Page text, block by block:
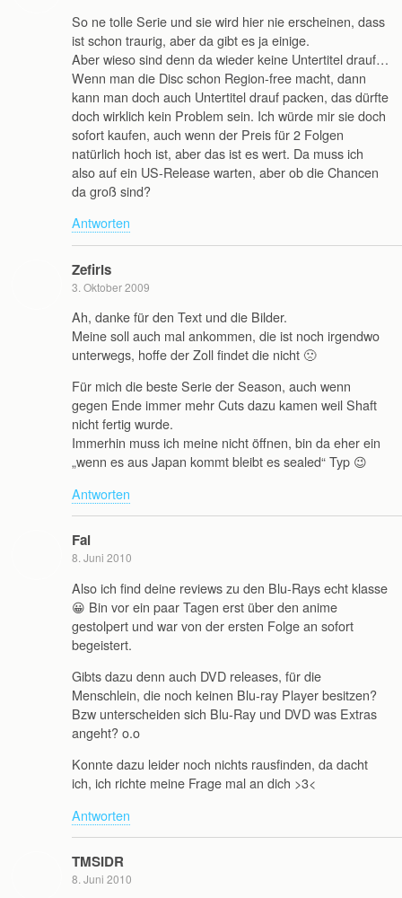
So ne tolle Serie und sie wird hier nie erscheinen, dass
ist schon traurig, aber da gibt es ja einige.
Aber wieso sind denn da wieder keine Untertitel drauf…
Wenn man die Disc schon Region-free macht, dann
kann man doch auch Untertitel drauf packen, das dürfte
doch wirklich kein Problem sein. Ich würde mir sie doch
sofort kaufen, auch wenn der Preis für 2 Folgen
natürlich hoch ist, aber das ist es wert. Da muss ich
also auf ein US-Release warten, aber ob die Chancen
da groß sind?
Antworten
Zefiris
3. Oktober 2009
Ah, danke für den Text und die Bilder.
Meine soll auch mal ankommen, die ist noch irgendwo
unterwegs, hoffe der Zoll findet die nicht 🙁
Für mich die beste Serie der Season, auch wenn
gegen Ende immer mehr Cuts dazu kamen weil Shaft
nicht fertig wurde.
Immerhin muss ich meine nicht öffnen, bin da eher ein
„wenn es aus Japan kommt bleibt es sealed“ Typ 😉
Antworten
Fai
8. Juni 2010
Also ich find deine reviews zu den Blu-Rays echt klasse
😀 Bin vor ein paar Tagen erst über den anime
gestolpert und war von der ersten Folge an sofort
begeistert.
Gibts dazu denn auch DVD releases, für die
Menschlein, die noch keinen Blu-ray Player besitzen?
Bzw unterscheiden sich Blu-Ray und DVD was Extras
angeht? o.o
Konnte dazu leider noch nichts rausfinden, da dacht
ich, ich richte meine Frage mal an dich >3<
Antworten
TMSIDR
8. Juni 2010